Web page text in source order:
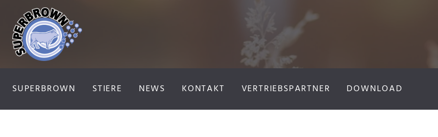
SUPERBROWN STIERE NEWS KONTAKT VERTRIEBSPARTNER DOWNLOAD